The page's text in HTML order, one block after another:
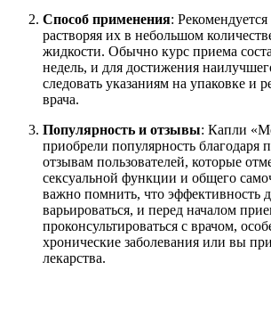
Способ применения:
растворяя их в небольшом
жидкости. Обычно курс приема
недель, и для достижения
следовать указаниям на упаковке и
врача.
Популярность и отзывы: Капли
приобрели популярность благодаря
отзывам пользователей, которые
сексуальной функции и общего
важно помнить, что эффективность
варьироваться, и перед началом
проконсультироваться с врачом,
хронические заболевания или вы
лекарства.